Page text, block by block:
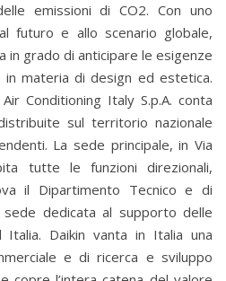
emissioni di CO2. Con uno
futuro e allo scenario globale,
in grado di anticipare le esigenze
materia di design ed estetica.
Conditioning Italy S.p.A. conta
sul territorio nazionale
La sede principale, in Via
tutte le funzioni direzionali,
il Dipartimento Tecnico e di
dedicata al supporto delle
Daikin vanta in Italia una
e di ricerca e sviluppo